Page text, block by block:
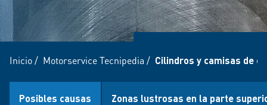
Inicio/ Motorservice Tecnipedia / Cilindros y camisas de
Posibles causas Zonas lustrosas en la parte